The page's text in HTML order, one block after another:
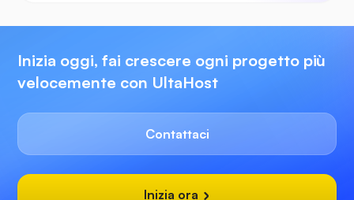
Inizia oggi, fai crescere ogni progetto più
velocemente con UltaHost
Contattaci
Inizia ora